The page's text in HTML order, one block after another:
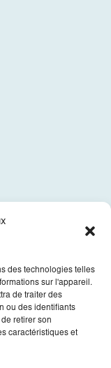
des technologies telles
sur l'appareil.
de traiter des
ou des identifiants
retirer son
caractéristiques et